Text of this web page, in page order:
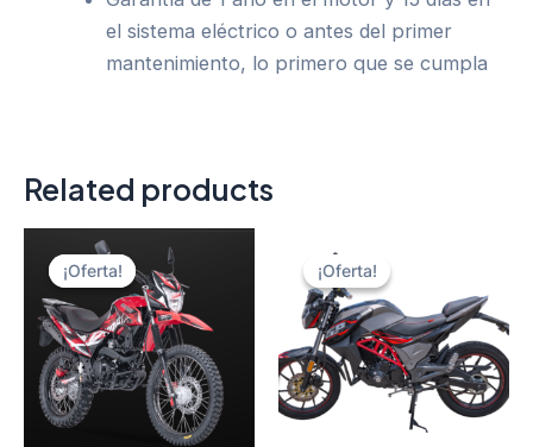
el sistema eléctrico o antes del primer
mantenimiento, lo primero que se cumpla
Related products
¡Oferta!
¡Oferta! ¡Oferta!
¡Oferta!